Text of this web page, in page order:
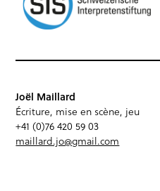
Joël Maillard
Écriture, mise en scène, jeu
+41 (0)76 420 59 03
maillard.jo@gmail.com